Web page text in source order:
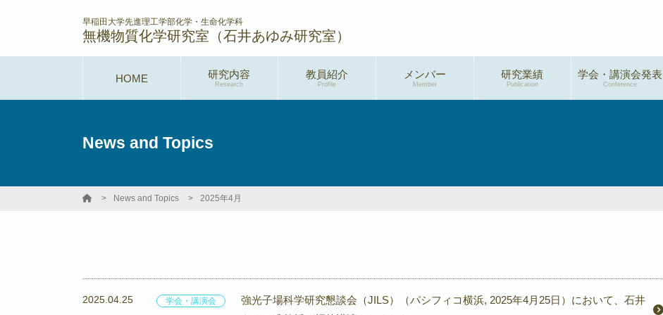
早稲田大学先進理工学部化学・生命化学科
無機物質化学研究室（石井あゆみ研究室）
HOME 研究内容
Research
教員紹介
Profile
メンバー
Member
研究業績
Publication
学会・講演会発表
Conference
News and Topics
News and Topics 2025年4月
2025.04.25 学会・講演会
強光子場科学研究懇談会（JILS）（パシフィコ横浜, 2025年4月25日）において、石井